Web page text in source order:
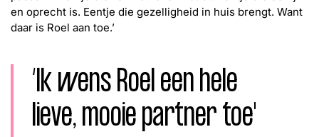
en oprecht is. Eentje die gezelligheid in huis brengt. Want
daar is Roel aan toe.’
‘Ik wens Roel een hele
lieve, mooie partner toe'